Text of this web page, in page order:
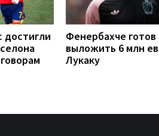
Фенербахче готов
выложить 6 млн
Лукаку